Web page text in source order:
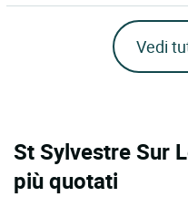
Vedi
St Sylvestre Sur
più quotati